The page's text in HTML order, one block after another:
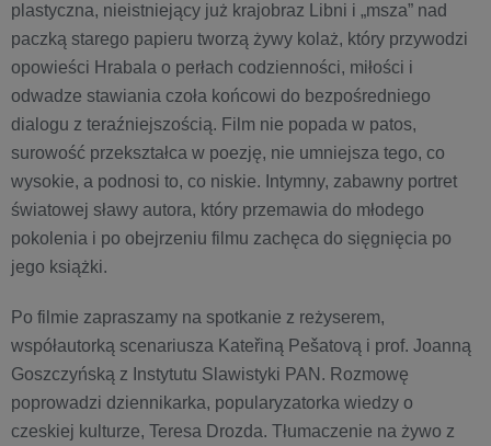
plastyczna, nieistniejący już krajobraz Libni i „msza” nad
paczką starego papieru tworzą żywy kolaż, który przywodzi
opowieści Hrabala o perłach codzienności, miłości i
odwadze stawiania czoła końcowi do bezpośredniego
dialogu z teraźniejszością. Film nie popada w patos,
surowość przekształca w poezję, nie umniejsza tego, co
wysokie, a podnosi to, co niskie. Intymny, zabawny portret
światowej sławy autora, który przemawia do młodego
pokolenia i po obejrzeniu filmu zachęca do sięgnięcia po
jego książki.
Po filmie zapraszamy na spotkanie z reżyserem,
współautorką scenariusza Kateřiną Pešatovą i prof. Joanną
Goszczyńską z Instytutu Slawistyki PAN. Rozmowę
poprowadzi dziennikarka, popularyzatorka wiedzy o
czeskiej kulturze, Teresa Drozda. Tłumaczenie na żywo z